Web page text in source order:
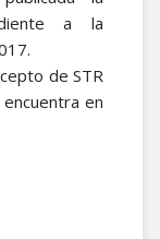
a la
de STR
en